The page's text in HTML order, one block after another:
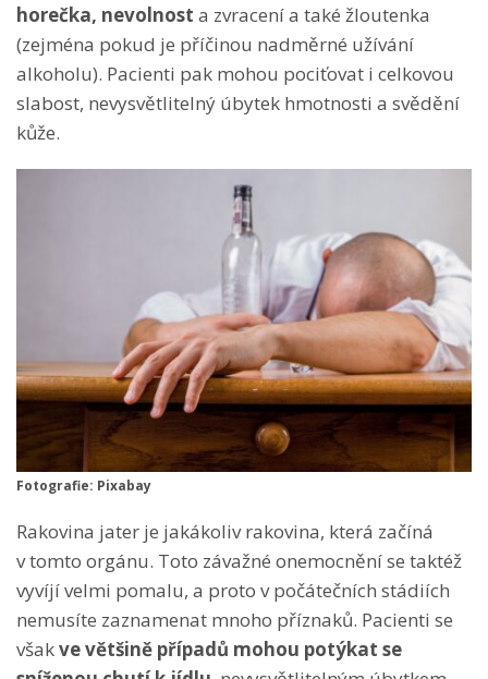
horečka, nevolnost a zvracení a také žloutenka
(zejména pokud je příčinou nadměrné užívání
alkoholu). Pacienti pak mohou pociťovat i celkovou
slabost, nevysvětlitelný úbytek hmotnosti a svědění
kůže.
Fotografie: Pixabay
Rakovina jater je jakákoliv rakovina, která začíná
v tomto orgánu. Toto závažné onemocnění se taktéž
vyvíjí velmi pomalu, a proto v počátečních stádiích
nemusíte zaznamenat mnoho příznaků. Pacienti se
všakve většině případů mohou potýkat se